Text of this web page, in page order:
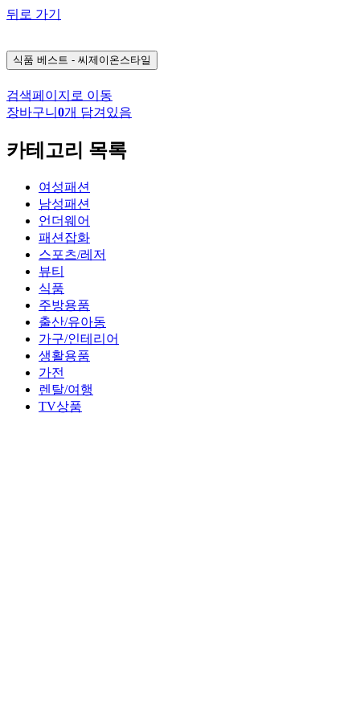
뒤로 가기
식품 베스트 - 씨제이온스타일
검색페이지로 이동
장바구니 0개 담겨있음
카테고리 목록
여성패션
남성패션
언더웨어
패션잡화
스포츠/레저
뷰티
식품
주방용품
출산/유아동
가구/인테리어
생활용품
가전
렌탈/여행
TV상품